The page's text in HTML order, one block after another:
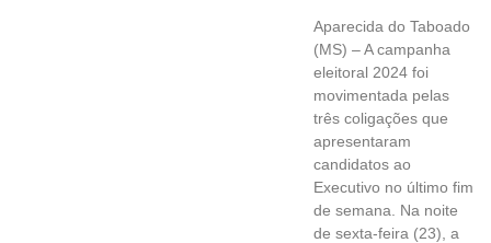
Aparecida do Taboado
(MS) – A campanha
eleitoral 2024 foi
movimentada pelas
três coligações que
apresentaram
candidatos ao
Executivo no último fim
de semana. Na noite
de sexta-feira (23), a